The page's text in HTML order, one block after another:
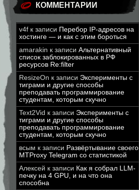
КОММЕНТАРИИ
v4f к записи Перебор IP-адресов на
хостинге — и как с этим бороться
amarakin к записи Альтернативный
список заблокированных в РФ
ресурсов Re:filter
ResizeOn к записи Эксперименты с
тиграми и другие способы
преподавать программирование
студентам, которым скучно
Text2Vid к записи Эксперименты с
тиграми и другие способы
преподавать программирование
студентам, которым скучно
всым к записи Развёртывание своего
MTProxy Telegram со статистикой
Алексей к записи Как я собрал LLM-
печку на 4 GPU, и на что она
способна